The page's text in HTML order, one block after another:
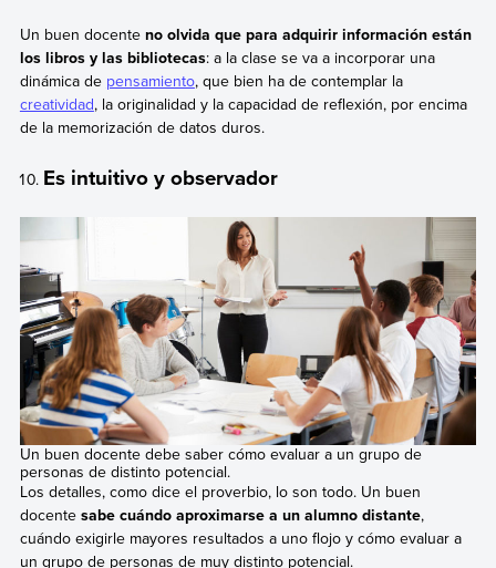
Un buen docente no olvida que para adquirir información están
los libros y las bibliotecas: a la clase se va a incorporar una
dinámica de pensamiento, que bien ha de contemplar la
creatividad, la originalidad y la capacidad de reflexión, por encima
de la memorización de datos duros.
Es intuitivo y observador
Un buen docente debe saber cómo evaluar a un grupo de
personas de distinto potencial.
Los detalles, como dice el proverbio, lo son todo. Un buen
docentesabe cuándo aproximarse a un alumno distante,
cuándo exigirle mayores resultados a uno flojo y cómo evaluar a
un grupo de personas de muy distinto potencial.